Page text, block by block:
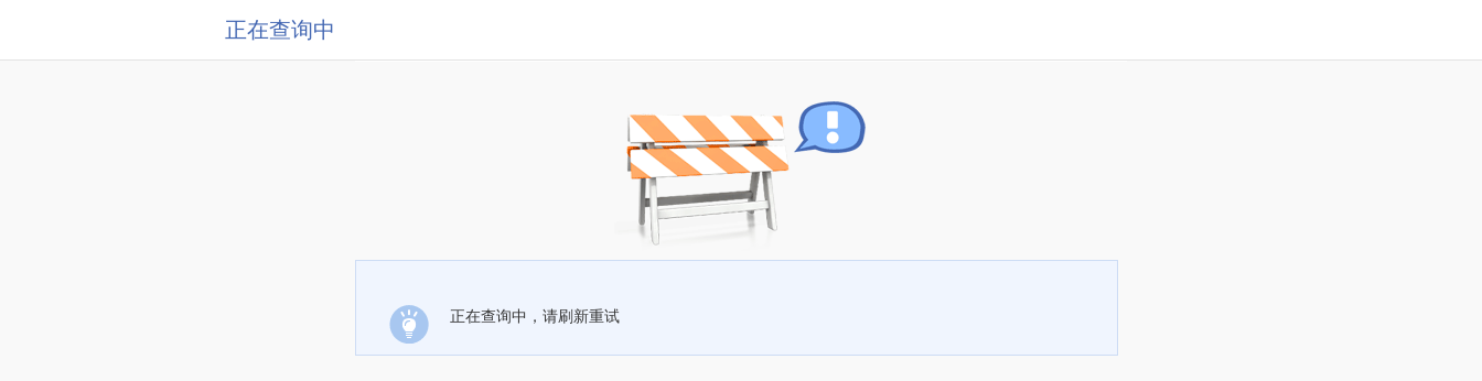
正在查询中
正在查询中，请刷新重试